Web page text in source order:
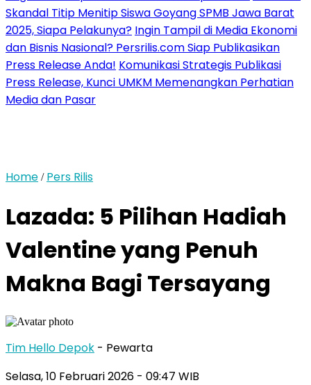
Skandal Titip Menitip Siswa Goyang SPMB Jawa Barat
2025, Siapa Pelakunya? Ingin Tampil di Media Ekonomi
dan Bisnis Nasional? Persrilis.com Siap Publikasikan
Press Release Anda! Komunikasi Strategis Publikasi
Press Release, Kunci UMKM Memenangkan Perhatian
Media dan Pasar
Home / Pers Rilis
Lazada: 5 Pilihan Hadiah
Valentine yang Penuh
Makna Bagi Tersayang
Tim Hello Depok - Pewarta
Selasa, 10 Februari 2026 - 09:47 WIB